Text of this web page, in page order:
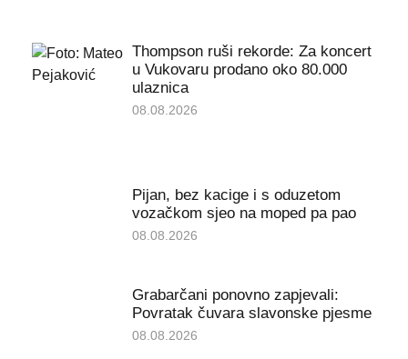
Thompson ruši rekorde: Za koncert
u Vukovaru prodano oko 80.000
ulaznica
08.08.2026
Pijan, bez kacige i s oduzetom
vozačkom sjeo na moped pa pao
08.08.2026
Grabarčani ponovno zapjevali:
Povratak čuvara slavonske pjesme
08.08.2026